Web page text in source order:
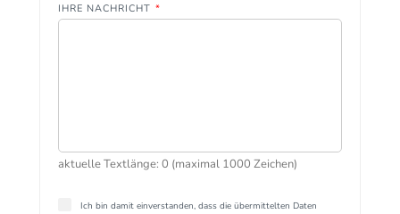
IHRE NACHRICHT *
aktuelle Textlänge: 0 (maximal 1000 Zeichen)
Ich bin damit einverstanden, dass die übermittelten Daten